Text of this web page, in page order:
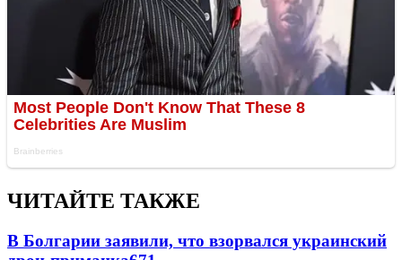
ЧИТАЙТЕ ТАКЖЕ
В Болгарии заявили, что взорвался украинский